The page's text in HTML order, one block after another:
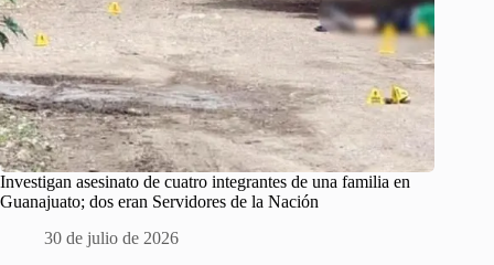
Investigan asesinato de cuatro integrantes de una familia en
Guanajuato; dos eran Servidores de la Nación
30 de julio de 2026